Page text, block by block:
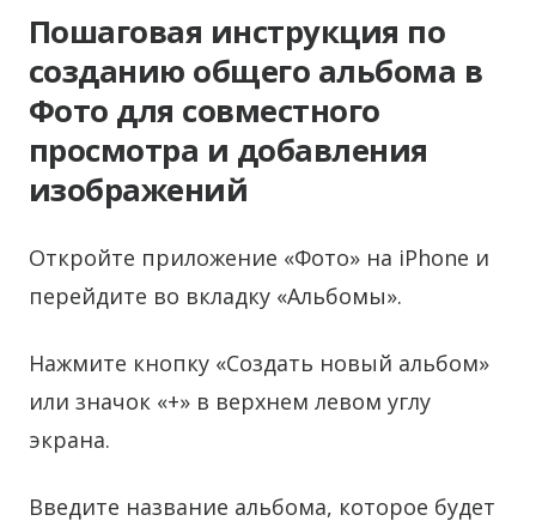
Пошаговая инструкция по
созданию общего альбома в
Фото для совместного
просмотра и добавления
изображений
Откройте приложение «Фото» на iPhone и
перейдите во вкладку «Альбомы».
Нажмите кнопку «Создать новый альбом»
или значок «+» в верхнем левом углу
экрана.
Введите название альбома, которое будет